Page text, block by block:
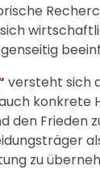
versteht sich
konkrete
den Frieden
zu